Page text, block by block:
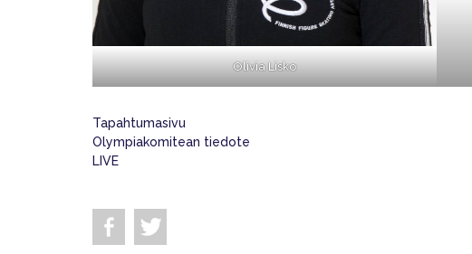
Olivia Lisko
Tapahtumasivu
Olympiakomitean tiedote
LIVE